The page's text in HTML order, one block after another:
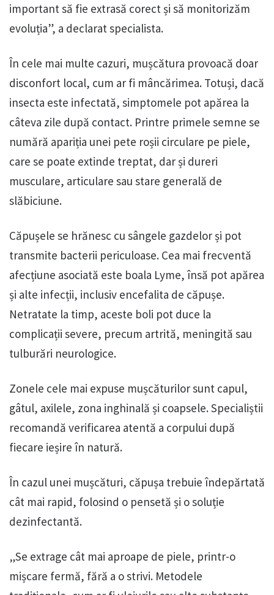
important să fie extrasă corect și să monitorizăm
evoluția”, a declarat specialista.
În cele mai multe cazuri, mușcătura provoacă doar
disconfort local, cum ar fi mâncărimea. Totuși, dacă
insecta este infectată, simptomele pot apărea la
câteva zile după contact. Printre primele semne se
numără apariția unei pete roșii circulare pe piele,
care se poate extinde treptat, dar și dureri
musculare, articulare sau stare generală de
slăbiciune.
Căpușele se hrănesc cu sângele gazdelor și pot
transmite bacterii periculoase. Cea mai frecventă
afecțiune asociată este boala Lyme, însă pot apărea
și alte infecții, inclusiv encefalita de căpușe.
Netratate la timp, aceste boli pot duce la
complicații severe, precum artrită, meningită sau
tulburări neurologice.
Zonele cele mai expuse mușcăturilor sunt capul,
gâtul, axilele, zona inghinală și coapsele. Specialiștii
recomandă verificarea atentă a corpului după
fiecare ieșire în natură.
În cazul unei mușcături, căpușa trebuie îndepărtată
cât mai rapid, folosind o pensetă și o soluție
dezinfectantă.
„Se extrage cât mai aproape de piele, printr-o
mișcare fermă, fără a o strivi. Metodele